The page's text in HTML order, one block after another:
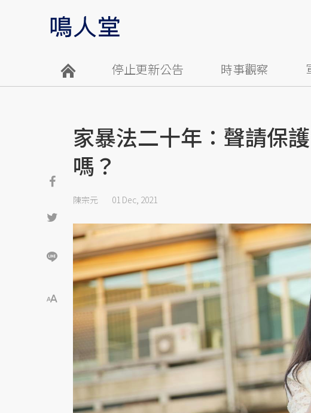
停止更新公告 時事觀察
家暴法二十年：聲請保
嗎？
陳宗元 01 Dec, 2021